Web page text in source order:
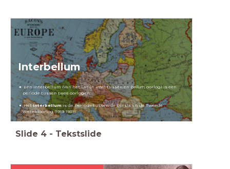
Interbellum
Een interbellum (van het Latijninter, tussen en bellum, oorlog) is een
periode tussen twee oorlogen.
Hetinterbellumis de periode tussen de Eerste en de Tweede
Wereldoorlog (1919-1939)
Slide 4 - Tekstslide